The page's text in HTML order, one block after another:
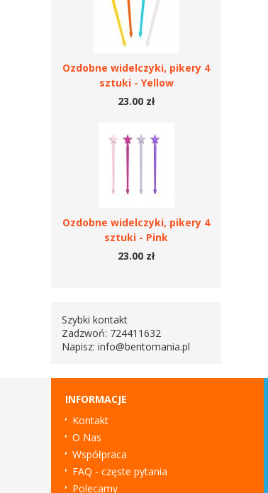
Ozdobne widelczyki, pikery 4
sztuki - Yellow
23.00 zł
Ozdobne widelczyki, pikery 4
sztuki - Pink
23.00 zł
Szybki kontakt
Zadzwoń: 724411632
Napisz: info@bentomania.pl
INFORMACJE
Kontakt
O Nas
Współpraca
FAQ - częste pytania
Polecamy